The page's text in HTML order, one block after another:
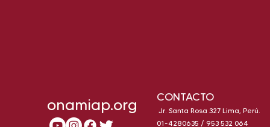
onamiap.org CONTACTO
Jr. Santa Rosa 327 Lima, Perú.
01-4280635 / 953 532 064